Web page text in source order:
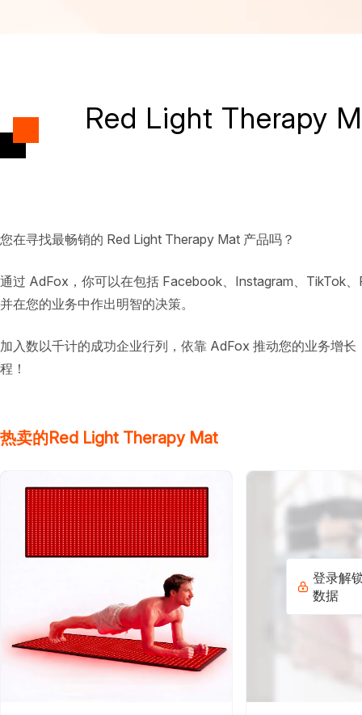
Red Light Therapy
您在寻找最畅销的 Red Light Therapy Mat 产品吗？
通过 AdFox，你可以在包括 Facebook、Instagram、TikTok
并在您的业务中作出明智的决策。
加入数以千计的成功企业行列，依靠 AdFox 推动您的业务增
程！
热卖的Red Light Therapy Mat
登录解
数据